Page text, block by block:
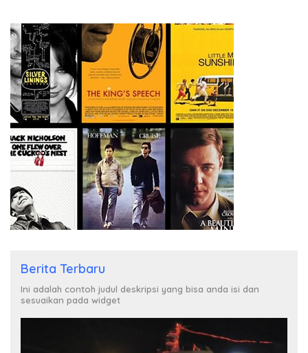
Berita Terbaru
Ini adalah contoh judul deskripsi yang bisa anda isi dan
sesuaikan pada widget